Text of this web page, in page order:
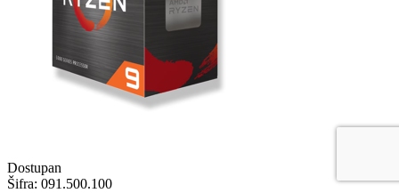
Dostupan
Šifra: 091.500.100